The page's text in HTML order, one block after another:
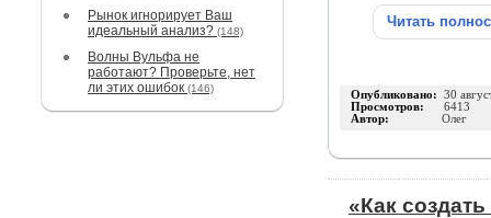
Рынок игнорирует Ваш
идеальный анализ? (148)
Волны Вульфа не
работают? Проверьте, нет
ли этих ошибок (146)
Читать
Опубликовано: 30
Просмотров: 6413
Автор: Олег
«Как